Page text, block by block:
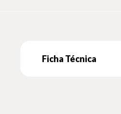
Ficha Técnica